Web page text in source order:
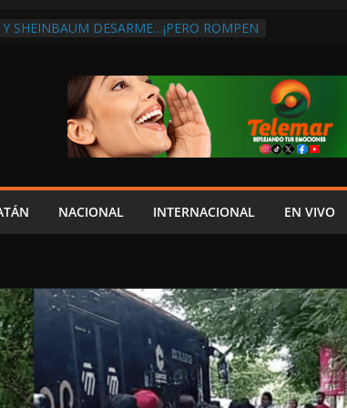
SHEINBAUM DESARME…¡PERO ROMPEN
DISCURSO DE LAYDA AL REVELAR QUE
LA PEOR CAÍDA DE
DEL PAÍS, POR PÉSIMA RECAUDACIÓN
POLÍTICAS EN
ASUME CULPA DEL HIJO?
SOBRE LA CARRETERA LIBRE
NACIONAL INTERNACIONAL EN VIVO